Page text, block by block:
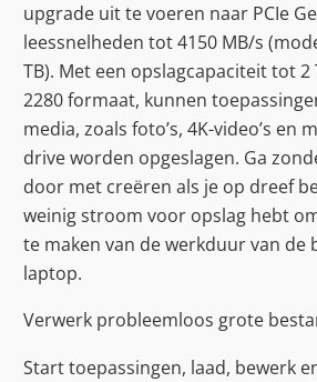
upgrade uit te voeren naar PCIe
leessnelheden tot 4150 MB/s
TB). Met een opslagcapaciteit tot 2
2280 formaat, kunnen
media, zoals foto’s, 4K-video’s en
drive worden opgeslagen. Ga
door met creëren als je op dreef
weinig stroom voor opslag hebt
te maken van de werkduur van de
laptop.
Verwerk probleemloos grote
Start toepassingen, laad, bewerk